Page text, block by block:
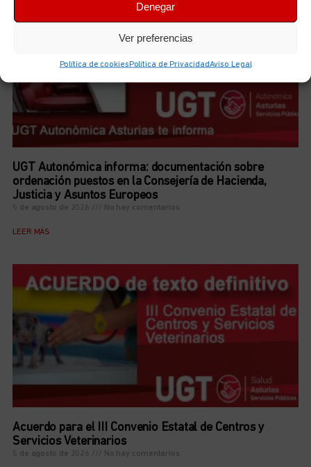
Denegar
Ver preferencias
Política de cookiesPolítica de PrivacidadAviso Legal
UGT Autonómica informa: documentación sobre
ordenación puestos en la Consejería de Hacienda,
Justicia y Asuntos Europeos
5 de agosto de 2026 No hay comentarios
LEER MÁS
Acuerdo para el III Convenio Estatal de Centros y
Servicios Veterinarios
5 de agosto de 2026 No hay comentarios